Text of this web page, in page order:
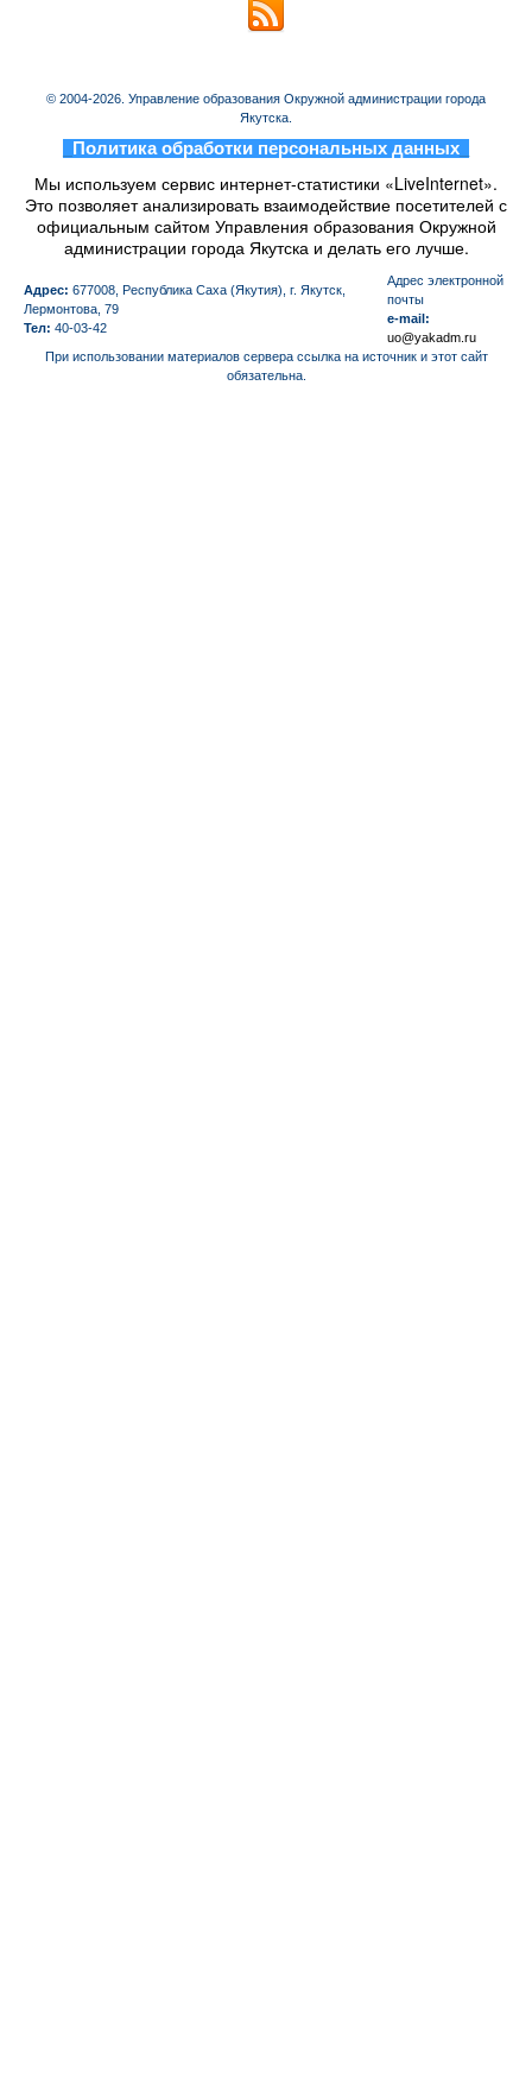
© 2004-2026. Управление образования Окружной администрации города
Якутска.
Политика обработки персональных данных
Мы используем сервис интернет-статистики «LiveInternet».
Это позволяет анализировать взаимодействие посетителей с
официальным сайтом Управления образования Окружной
администрации города Якутска и делать его лучше.
Адрес: 677008, Республика Саха (Якутия), г. Якутск,
Лермонтова, 79
Тел: 40-03-42
Aдрес электронной
почты
e-mail:
uo@yakadm.ru
При использовании материалов сервера ссылка на источник и этот сайт
обязательна.